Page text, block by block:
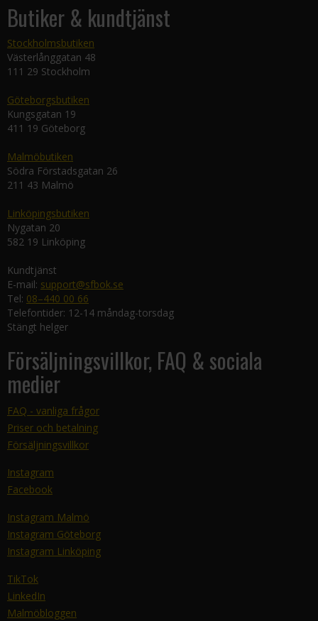
Butiker & kundtjänst
Stockholmsbutiken
Västerlånggatan 48
111 29 Stockholm
Göteborgsbutiken
Kungsgatan 19
411 19 Göteborg
Malmöbutiken
Södra Förstadsgatan 26
211 43 Malmö
Linköpingsbutiken
Nygatan 20
582 19 Linköping
Kundtjänst
E-mail: support@sfbok.se
Tel: 08–440 00 66
Telefontider: 12-14 måndag-torsdag
Stängt helger
Försäljningsvillkor, FAQ & sociala
medier
FAQ - vanliga frågor
Priser och betalning
Försäljningsvillkor
Instagram
Facebook
Instagram Malmö
Instagram Göteborg
Instagram Linköping
TikTok
LinkedIn
Malmöbloggen